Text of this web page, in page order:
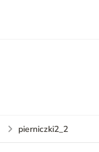
pierniczki2_2